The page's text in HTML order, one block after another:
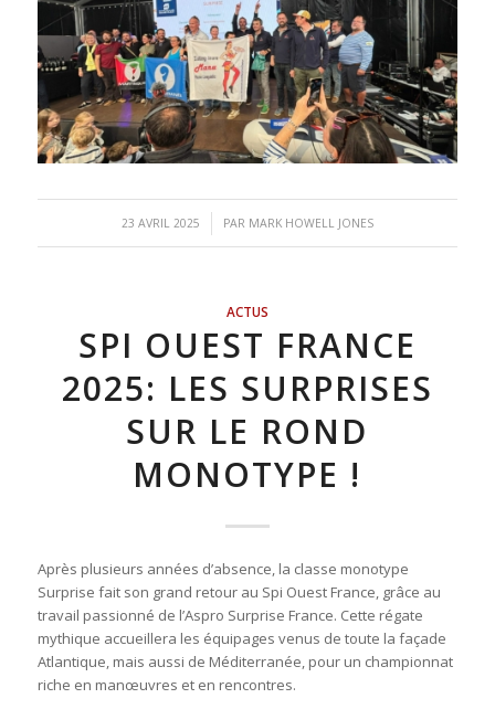
23 AVRIL 2025
/ PAR MARK HOWELL JONES
ACTUS
SPI OUEST FRANCE
2025: LES SURPRISES
SUR LE ROND
MONOTYPE !
Après plusieurs années d’absence, la classe monotype
Surprise fait son grand retour au Spi Ouest France, grâce au
travail passionné de l’Aspro Surprise France. Cette régate
mythique accueillera les équipages venus de toute la façade
Atlantique, mais aussi de Méditerranée, pour un championnat
riche en manœuvres et en rencontres.